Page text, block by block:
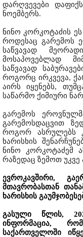
დარღვევები
ნოემბერს.
ნინო კორკოტაძის
როდესაც გარემოს
საწვავად
მოსაპოვებლად
საწვავად
როგორც ირკვევა,
აირს იყენებს,
საწარმო ქიმიური
გარემოს
გარემოსდაცვით
როგორ ასრულებს
ხარისხის
ნინო კორკოტაძემ
რაზედაც ზემოთ უკვე
ევროკავშირი,
მთავრობასთან
ხარისხის
გასული წლის,
ინფორმაცია,
საქართველოში